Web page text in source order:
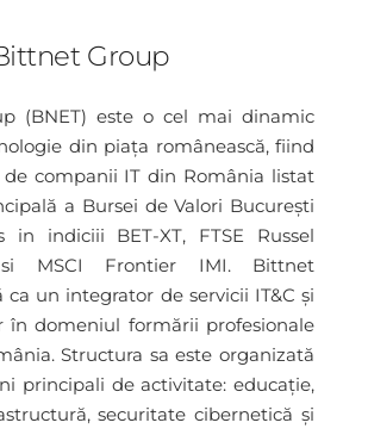
Group
(BNET) este o cel mai dinamic
din piața românească, fiind
companii IT din România listat
a Bursei de Valori București
in indiciii BET-XT, FTSE Russel
si MSCI Frontier IMI. Bittnet
ca un integrator de servicii IT&C și
în domeniul formării profesionale
Structura sa este organizată
principali de activitate: educație,
securitate cibernetică și